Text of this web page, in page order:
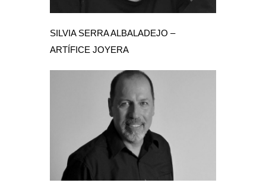
SILVIA SERRA ALBALADEJO –
ARTÍFICE JOYERA